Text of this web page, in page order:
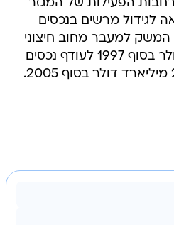
הפעילות של המגזר
לגידול מרשים בנכסים
המשק למעבר מחוב חיצוני
נטו של כ-15 מיליארד דולר בסוף 1997 לעודף נכסים